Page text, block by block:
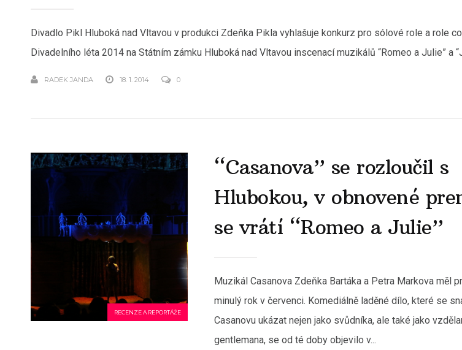
Divadlo Pikl Hluboká nad Vltavou v produkci Zdeňka Pikla vyhlašuje konkurz pro sólové role a role
Divadelního léta 2014 na Státním zámku Hluboká nad Vltavou inscenací muzikálů “Romeo a Julie” a
RADEK JANDA 18. 1. 2014 0
RECENZE A REPORTÁŽE
“Casanova” se rozloučil s
Hlubokou, v obnovené
se vrátí “Romeo a Julie”
Muzikál Casanova Zdeňka Bartáka a Petra Markova měl
minulý rok v červenci. Komediálně laděné dílo, které se
Casanovu ukázat nejen jako svůdníka, ale také jako
gentlemana, se od té doby objevilo v...